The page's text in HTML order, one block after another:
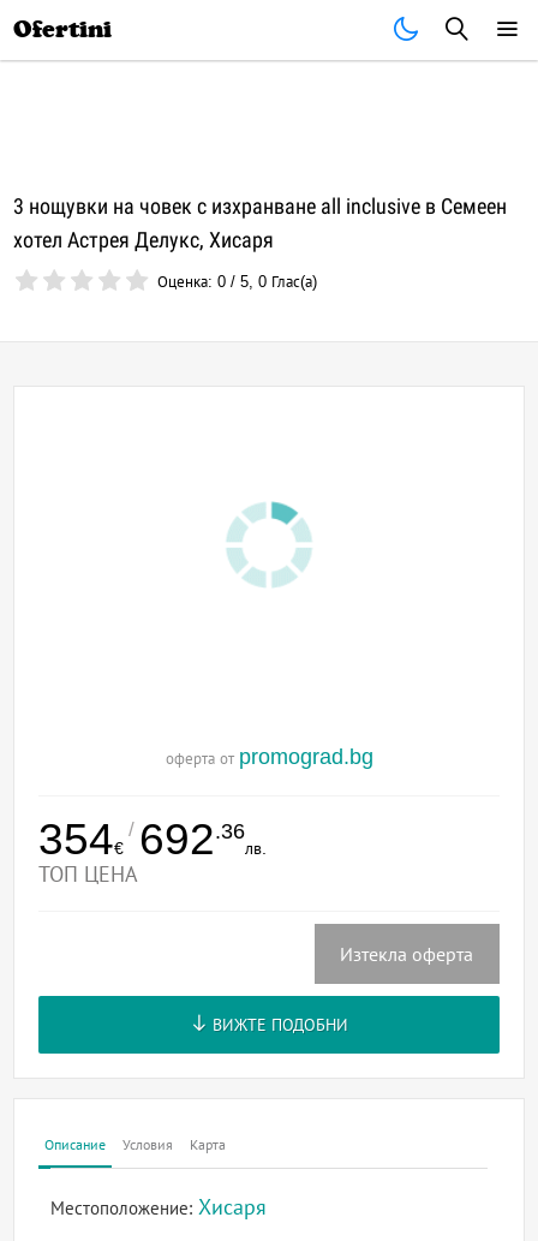
Ofertini
3 нощувки на човек с изхранване all inclusive в Семеен
хотел Астрея Делукс, Хисаря
Оценка:0 /5,0 Глас(а)
оферта от promograd.bg
354€
/ 692.36
лв.
ТОП ЦЕНА
Изтекла оферта
ВИЖТЕ ПОДОБНИ
Описание Условия Карта
Местоположение: Хисаря